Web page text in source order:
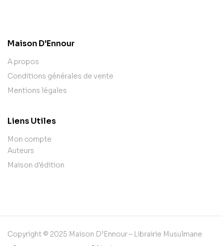
Maison D'Ennour
A propos
Conditions générales de vente
Mentions légales
Liens Utiles
Mon compte
Auteurs
Maison d'édition
Copyright © 2025 Maison D’Ennour – Librairie Musulmane